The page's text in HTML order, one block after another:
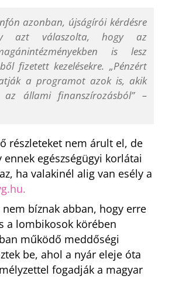
azonban, újságírói kérdésre
azt válaszolta, hogy az
is lesz
fizetett kezelésekre. „Pénzért
a programot azok is, akik
állami finanszírozásból”–
részleteket nem árult el, de
egészségügyi korlátai
ha valakinél alig van esély a
bíznak abban, hogy erre
a lombikosok körében
működő meddőségi
be, ahol a nyár eleje óta
fogadják a magyar